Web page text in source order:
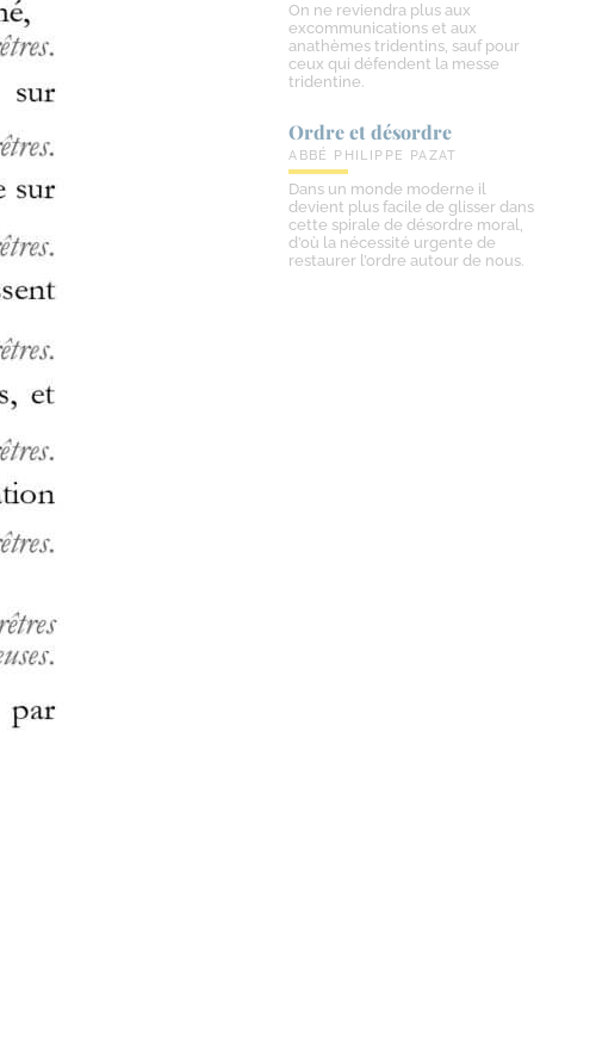
On ne reviendra plus aux
excommunications et aux
anathèmes tridentins, sauf pour
ceux qui défendent la messe
tridentine.
Ordre et désordre
ABBÉ PHILIPPE PAZAT
Dans un monde moderne il
devient plus facile de glisser dans
cette spirale de désordre moral,
d’où la nécessité urgente de
restaurer l’ordre autour de nous.